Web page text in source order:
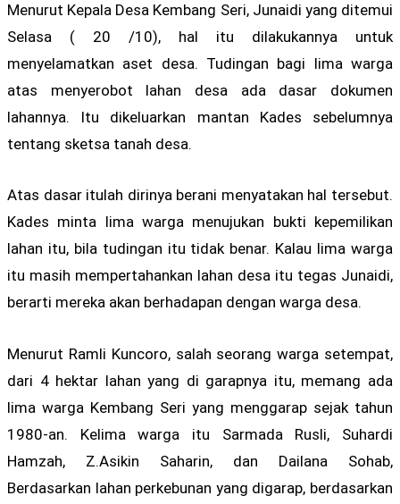
Menurut Kepala Desa Kembang Seri, Junaidi yang ditemui
Selasa ( 20 /10), hal itu dilakukannya untuk
menyelamatkan aset desa. Tudingan bagi lima warga
atas menyerobot lahan desa ada dasar dokumen
lahannya. Itu dikeluarkan mantan Kades sebelumnya
tentang sketsa tanah desa.
Atas dasar itulah dirinya berani menyatakan hal tersebut.
Kades minta lima warga menujukan bukti kepemilikan
lahan itu, bila tudingan itu tidak benar. Kalau lima warga
itu masih mempertahankan lahan desa itu tegas Junaidi,
berarti mereka akan berhadapan dengan warga desa.
Menurut Ramli Kuncoro, salah seorang warga setempat,
dari 4 hektar lahan yang di garapnya itu, memang ada
lima warga Kembang Seri yang menggarap sejak tahun
1980-an. Kelima warga itu Sarmada Rusli, Suhardi
Hamzah, Z.Asikin Saharin, dan Dailana Sohab,
Berdasarkan lahan perkebunan yang digarap, berdasarkan